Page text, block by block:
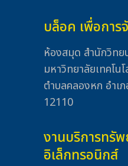
บล็อค เพื่อกา
ห้องสมุด สำนักวิทย
มหาวิทยาลัยเทคโ
ตำบลคลองหก อำเ
12110
งานบริการทรั
อิเล็กทรอนิกส์